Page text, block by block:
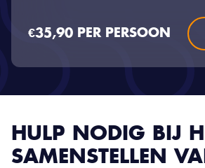
€35,90 PER PERSOON
HULP NODIG BIJ
SAMENSTELLEN